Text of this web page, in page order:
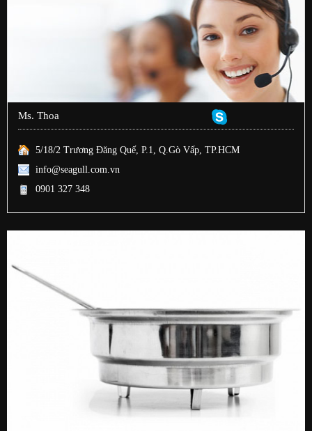
Ms. Thoa
5/18/2 Trương Đăng Quế, P.1, Q.Gò Vấp, TP.HCM
info@seagull.com.vn
0901 327 348